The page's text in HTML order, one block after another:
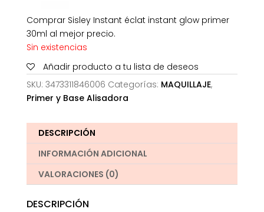
Comprar Sisley Instant éclat instant glow primer
30ml al mejor precio.
Sin existencias
Añadir producto a tu lista de deseos
SKU: 3473311846006 Categorías: MAQUILLAJE,
Primer y Base Alisadora
DESCRIPCIÓN
INFORMACIÓN ADICIONAL
VALORACIONES (0)
DESCRIPCIÓN